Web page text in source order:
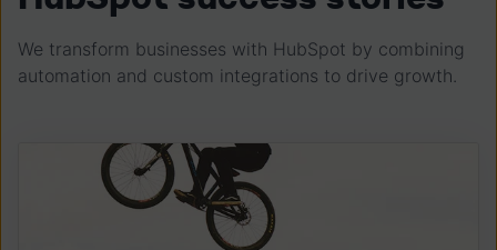
We transform businesses with HubSpot by combining
automation and custom integrations to drive growth.